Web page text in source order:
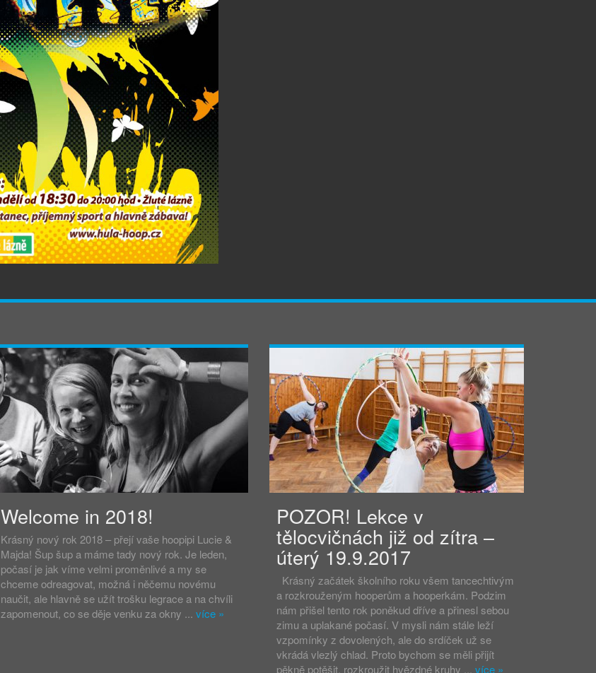
Welcome in 2018!
Krásný nový rok 2018 – přejí vaše hoopipi Lucie &
Majda! Šup šup a máme tady nový rok. Je leden,
počasí je jak víme velmi proměnlivé a my se
chceme odreagovat, možná i něčemu novému
naučit, ale hlavně se užít trošku legrace a na chvíli
zapomenout, co se děje venku za okny ... více »
POZOR! Lekce v
tělocvičnách již od zítra –
úterý 19.9.2017
Krásný začátek školního roku všem tancechtivým
a rozkrouženým hooperům a hooperkám. Podzim
nám přišel tento rok poněkud dříve a přinesl sebou
zimu a uplakané počasí. V mysli nám stále leží
vzpomínky z dovolených, ale do srdíček už se
vkrádá vlezlý chlad. Proto bychom se měli přijít
pěkně potěšit, rozkroužit hvězdné kruhy ... více »